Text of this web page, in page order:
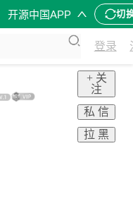
开源中国APP 切
登录
+ 关
注
私 信
拉 黑